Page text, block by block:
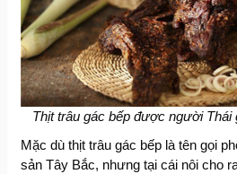
Thịt trâu gác bếp được người Thái
Mặc dù thịt trâu gác bếp là tên gọi
sản Tây Bắc, nhưng tại cái nôi cho